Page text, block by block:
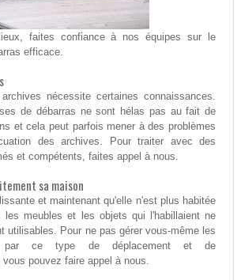
faites confiance à nos équipes sur le
efficace.
nécessite certaines connaissances.
de débarras ne sont hélas pas au fait de
et cela peut parfois mener à des problèmes
des archives. Pour traiter avec des
et compétents, faites appel à nous.
sa maison
et maintenant qu'elle n'est plus habitée
les meubles et les objets qui l'habillaient ne
utilisables. Pour ne pas gérer vous-même les
par ce type de déplacement et de
pouvez faire appel à nous.